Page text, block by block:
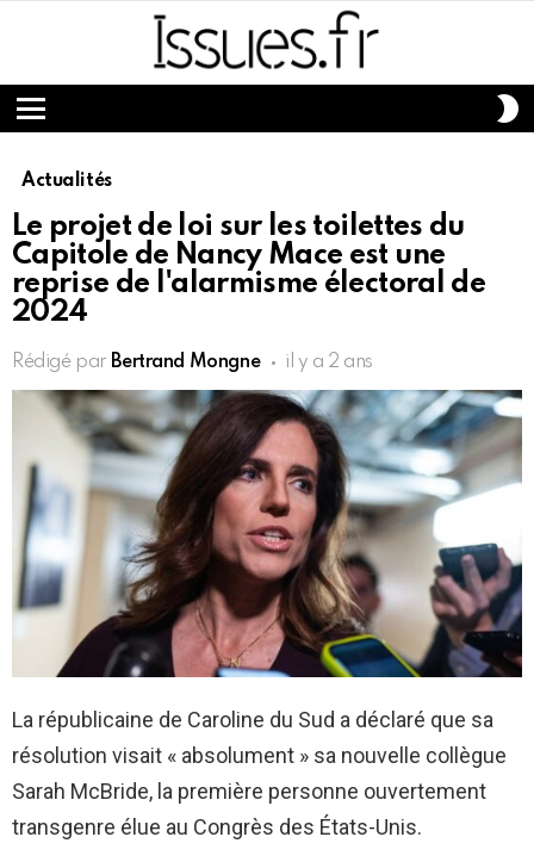
Menu
Actualités
Le projet de loi sur les toilettes du
Capitole de Nancy Mace est une
reprise de l'alarmisme électoral de
2024
Rédigé par Bertrand Mongne il y a 2 ans
La républicaine de Caroline du Sud a déclaré que sa
résolution visait « absolument » sa nouvelle collègue
Sarah McBride, la première personne ouvertement
transgenre élue au Congrès des États-Unis.